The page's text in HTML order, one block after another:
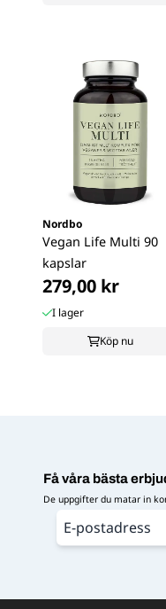
Nordbo
Vegan Life Multi 90
kapslar
279,00 kr
I lager
Köp nu
Få våra bästa
De uppgifter du matar in